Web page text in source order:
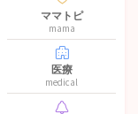
ママトピ
mama
医療
medical